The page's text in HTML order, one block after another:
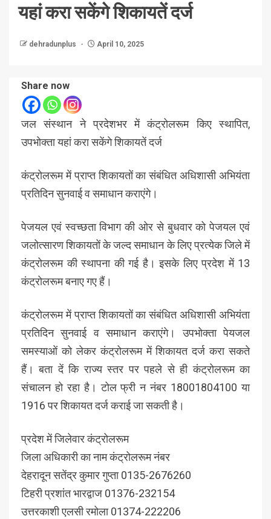
यहां करा सकेंगे शिकायतें दर्ज
dehradunplus April 10, 2025
Share now
जल संस्थान ने प्रदेशभर में कंट्रोलरूम किए स्थापित,
उपभोक्ता यहां करा सकेंगे शिकायतें दर्ज
कंट्रोलरूम में प्राप्त शिकायतों का संबंधित अधिशासी अभियंता
प्रतिदिन सुनवाई व समाधान कराएंगे।
पेजयल एवं स्वच्छता विभाग की ओर से बुधवार को पेजयल एवं
जलोत्सारण शिकायतों के जल्द समाधान के लिए प्रत्येक जिले में
कंट्रोलरूम की स्थापना की गई है। इसके लिए प्रदेश में 13
कंट्रोलरूम बनाए गए हैं।
कंट्रोलरूम में प्राप्त शिकायतों का संबंधित अधिशासी अभियंता
प्रतिदिन सुनवाई व समाधान कराएंगे। उपभोक्ता पेयजल
समस्याओं को लेकर कंट्रोलरूम में शिकायत दर्ज करा सकते
हैं। बता दें कि राज्य स्तर पर पहले से ही कंट्रोलरूम का
संचालन हो रहा है। टोल फ्री न नंबर 18001804100 या
1916 पर शिकायत दर्ज कराई जा सकती है।
प्रदेश में जिलेवार कंट्रोलरूम
जिला अधिकारी का नाम कंट्रोलरूम नंबर
देहरादून सतेंद्र कुमार गुप्ता 0135-2676260
टिहरी प्रशांत भारद्वाज 01376-232154
उत्तरकाशी एलसी रमोला 01374-222206